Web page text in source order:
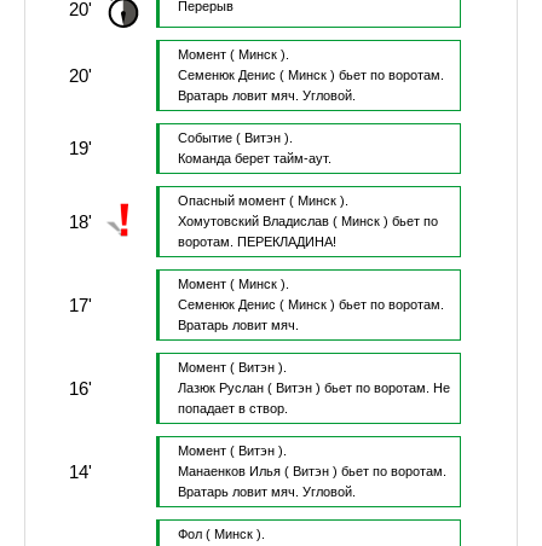
20' Перерыв
20'
Момент ( Минск ).
Семенюк Денис ( Минск ) бьет по воротам.
Вратарь ловит мяч. Угловой.
19' Событие ( Витэн ).
Команда берет тайм-аут.
18'
Опасный момент ( Минск ).
Хомутовский Владислав( Минск ) бьет по
воротам.
ПЕРЕКЛАДИНА!
17'
Момент ( Минск ).
Семенюк Денис ( Минск ) бьет по воротам.
Вратарь ловит мяч.
16'
Момент ( Витэн ).
Лазюк Руслан( Витэн ) бьет по воротам.
Не
попадает в створ.
14'
Момент ( Витэн ).
Манаенков Илья( Витэн ) бьет по воротам.
Вратарь ловит мяч. Угловой.
Фол ( Минск ).